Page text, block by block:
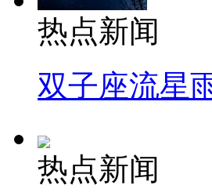
热点新闻
双子座流星
热点新闻